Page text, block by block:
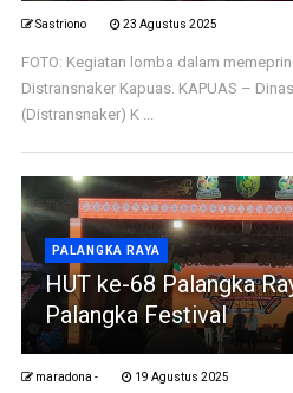
Sastriono 23 Agustus 2025
FOTO: Kegiatan lomba dalam
Distransnaker Kapuas. KAPUAS –
(Distransnaker) K ...
PALANGKA RAYA
HUT ke-68 Palangka
Palangka Festival
maradona - 19 Agustus 2025